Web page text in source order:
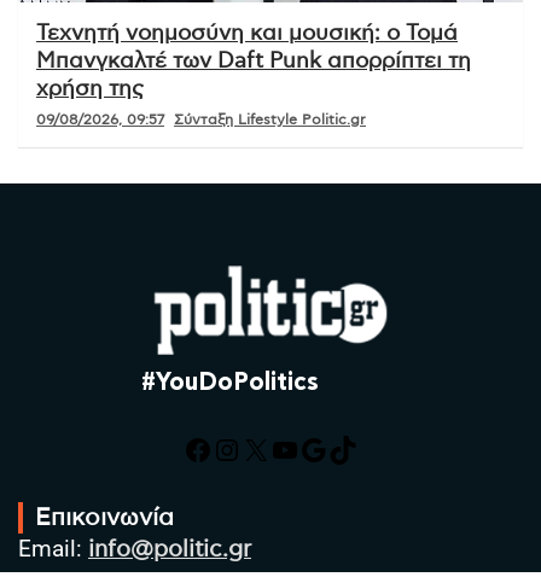
Τεχνητή νοημοσύνη και μουσική: ο Τομά
Μπανγκαλτέ των Daft Punk απορρίπτει τη
χρήση της
09/08/2026, 09:57 Σύνταξη Lifestyle Politic.gr
#YouDoPolitics
Facebook
Instagram
X YouTube
Google
TikTok
Επικοινωνία
Email: info@politic.gr